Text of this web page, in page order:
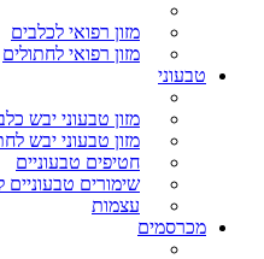
מזון רפואי לכלבים
מזון רפואי לחתולים
טבעוני
מזון טבעוני יבש
מזון טבעוני יבש
חטיפים טבעוניים
שימורים טבעוניים
עצמות
מכרסמים